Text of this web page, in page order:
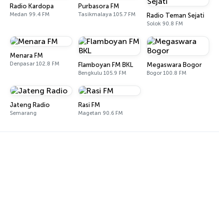
Radio Kardopa
Medan 99.4 FM
Purbasora FM
Tasikmalaya 105.7 FM Radio Teman Sejati
Solok 90.8 FM
Menara FM
Denpasar 102.8 FM Flamboyan FM BKL
Bengkulu 105.9 FM
Megaswara Bogor
Bogor 100.8 FM
Jateng Radio
Semarang
Rasi FM
Magetan 90.6 FM